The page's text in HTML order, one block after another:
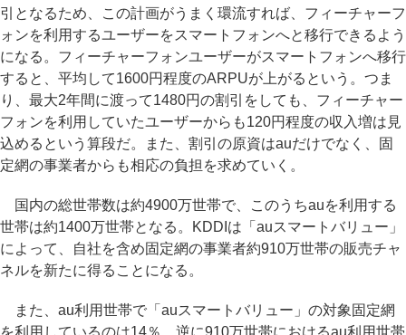
引となるため、この計画がうまく環流すれば、フィーチャーフ
ォンを利用するユーザーをスマートフォンへと移行できるよう
になる。フィーチャーフォンユーザーがスマートフォンへ移行
すると、平均して1600円程度のARPUが上がるという。つま
り、最大2年間に渡って1480円の割引をしても、フィーチャー
フォンを利用していたユーザーからも120円程度の収入増は見
込めるという算段だ。また、割引の原資はauだけでなく、固
定網の事業者からも相応の負担を求めていく。
国内の総世帯数は約4900万世帯で、このうちauを利用する
世帯は約1400万世帯となる。KDDIは「auスマートバリュー」
によって、自社を含め固定網の事業者約910万世帯の販売チャ
ネルを新たに得ることになる。
また、au利用世帯で「auスマートバリュー」の対象固定網
を利用しているのは14％、逆に910万世帯におけるau利用世帯